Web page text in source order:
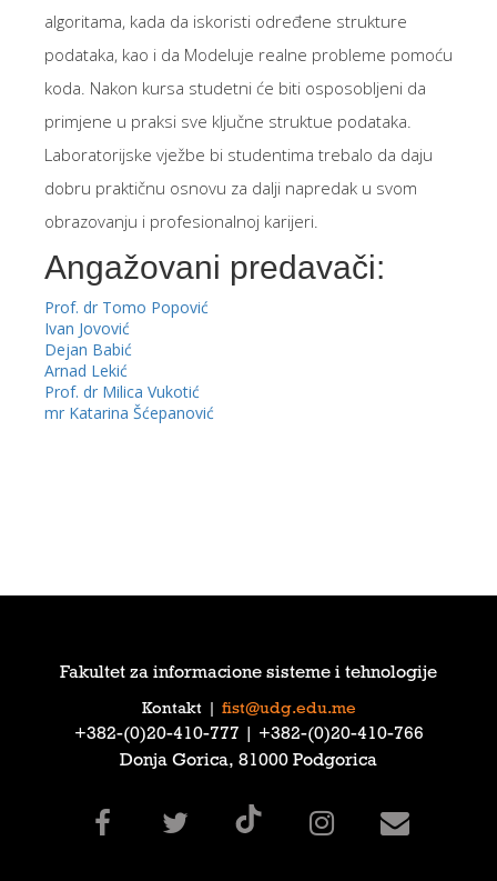
algoritama, kada da iskoristi određene strukture
podataka, kao i da Modeluje realne probleme pomoću
koda. Nakon kursa studetni će biti osposobljeni da
primjene u praksi sve ključne struktue podataka.
Laboratorijske vježbe bi studentima trebalo da daju
dobru praktičnu osnovu za dalji napredak u svom
obrazovanju i profesionalnoj karijeri.
Angažovani predavači:
Prof. dr Tomo Popović
Ivan Jovović
Dejan Babić
Arnad Lekić
Prof. dr Milica Vukotić
mr Katarina Šćepanović
Fakultet za informacione sisteme i tehnologije
Kontakt fist@udg.edu.me
‎+382-(0)20-410-777‎ | ‎+382-(0)20-410-766‎
Donja Gorica, 81000 Podgorica